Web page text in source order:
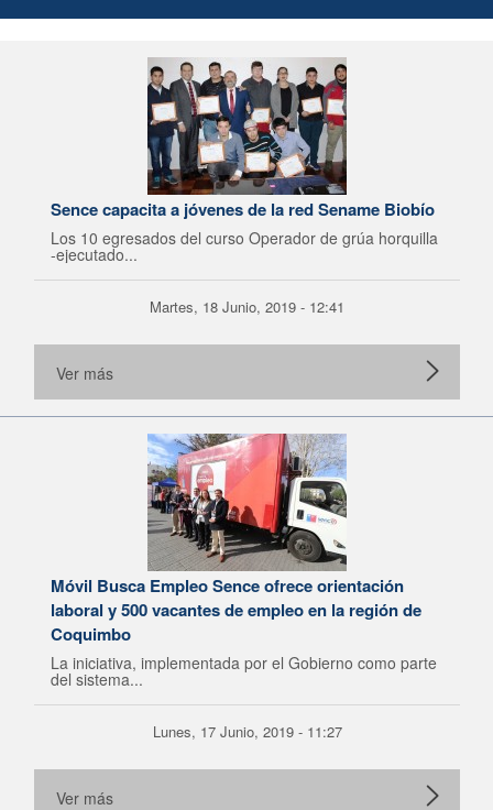
Sence capacita a jóvenes de la red Sename Biobío
Los 10 egresados del curso Operador de grúa horquilla
-ejecutado...
Martes, 18 Junio, 2019 - 12:41
Ver más
Móvil Busca Empleo Sence ofrece orientación
laboral y 500 vacantes de empleo en la región de
Coquimbo
La iniciativa, implementada por el Gobierno como parte
del sistema...
Lunes, 17 Junio, 2019 - 11:27
Ver más